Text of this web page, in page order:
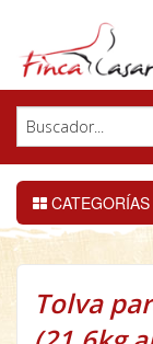
CATEGORÍAS
Tolva